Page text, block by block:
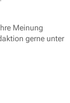
Meinung
gerne unter